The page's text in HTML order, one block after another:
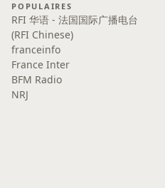
POPULAIRES
RFI 华语 - 法国国际广播电台
(RFI Chinese)
franceinfo
France Inter
BFM Radio
NRJ